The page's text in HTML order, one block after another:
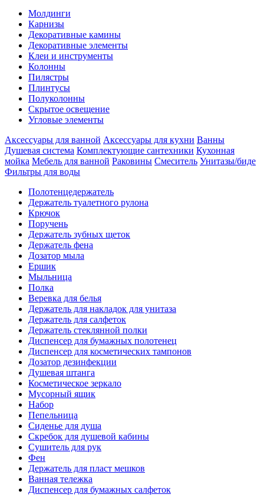
Молдинги
Карнизы
Декоративные камины
Декоративные элементы
Клеи и инструменты
Колонны
Пилястры
Плинтусы
Полуколонны
Скрытое освещение
Угловые элементы
Аксессуары для ванной Аксессуары для кухни Ванны
Душевая система Комплектующие сантехники Кухонная
мойка Мебель для ванной Раковины Смеситель Унитазы/биде
Фильтры для воды
Полотенцедержатель
Держатель туалетного рулона
Крючок
Поручень
Держатель зубных щеток
Держатель фена
Дозатор мыла
Eршик
Мыльница
Полка
Веревка для белья
Держатель для накладок для унитаза
Держатель для салфеток
Держатель стеклянной полки
Диспенсер для бумажных полотенец
Диспенсер для косметических тампонов
Дозатор дезинфекции
Душевая штанга
Косметическое зеркало
Мусорный ящик
Набор
Пепельница
Сиденье для душа
Скребок для душевой кабины
Сушитель для рук
Фен
Держатель для пласт мешков
Ванная тележка
Диспенсер для бумажных салфеток